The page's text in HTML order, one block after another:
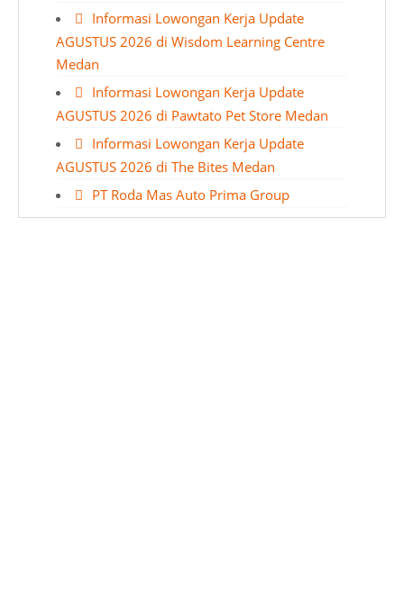
Informasi Lowongan Kerja Update
AGUSTUS 2026 di Wisdom Learning Centre
Medan
Informasi Lowongan Kerja Update
AGUSTUS 2026 di Pawtato Pet Store Medan
Informasi Lowongan Kerja Update
AGUSTUS 2026 di The Bites Medan
PT Roda Mas Auto Prima Group